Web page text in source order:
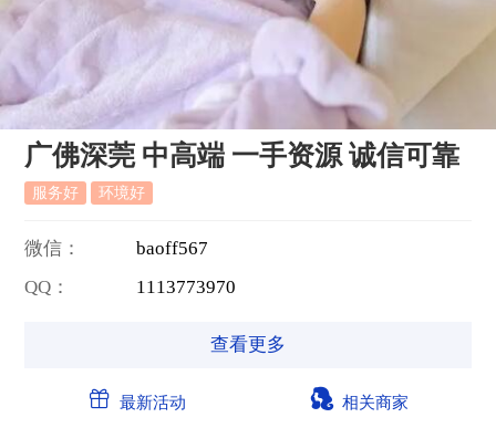
广佛深莞 中高端 一手资源 诚信可靠
服务好 环境好
微信： baoff567
QQ：
1113773970
查看更多
最新活动 相关商家